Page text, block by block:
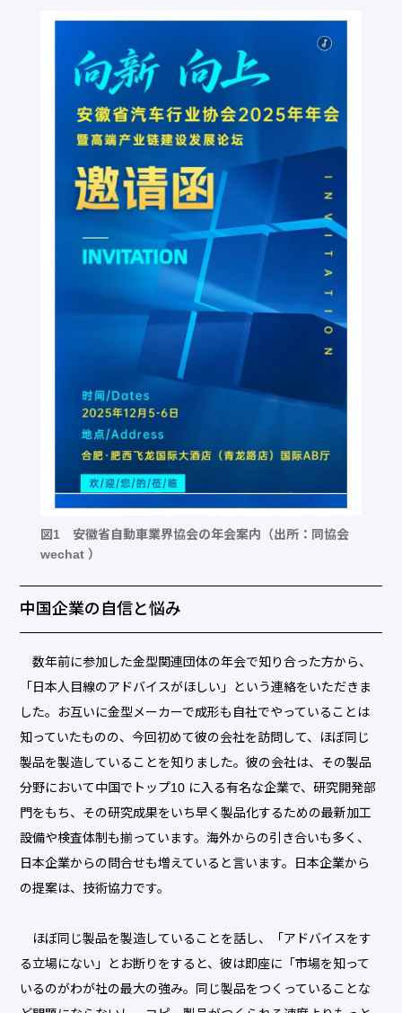
図1 安徽省自動車業界協会の年会案内（出所：同協会
wechat ）
中国企業の自信と悩み
数年前に参加した金型関連団体の年会で知り合った方から、
「日本人目線のアドバイスがほしい」という連絡をいただきま
した。お互いに金型メーカーで成形も自社でやっていることは
知っていたものの、今回初めて彼の会社を訪問して、ほぼ同じ
製品を製造していることを知りました。彼の会社は、その製品
分野において中国でトップ10 に入る有名な企業で、研究開発部
門をもち、その研究成果をいち早く製品化するための最新加工
設備や検査体制も揃っています。海外からの引き合いも多く、
日本企業からの問合せも増えていると言います。日本企業から
の提案は、技術協力です。
ほぼ同じ製品を製造していることを話し、「アドバイスをす
る立場にない」とお断りをすると、彼は即座に「市場を知って
いるのがわが社の最大の強み。同じ製品をつくっていることな